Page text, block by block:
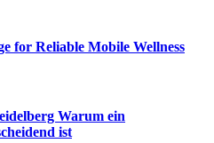
for Reliable Mobile Wellness
Warum ein
ist